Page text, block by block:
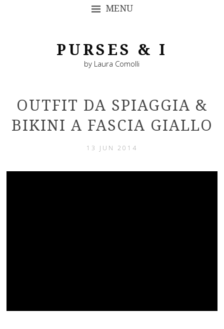
MENU
PURSES & I
by Laura Comolli
OUTFIT DA SPIAGGIA &
BIKINI A FASCIA GIALLO
13 JUN 2014